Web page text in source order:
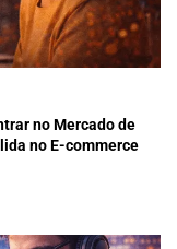
no Mercado de
no E-commerce